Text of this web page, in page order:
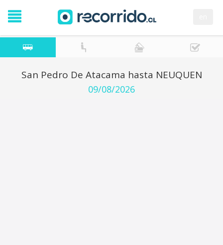
San Pedro De Atacama hasta NEUQUEN
09/08/2026